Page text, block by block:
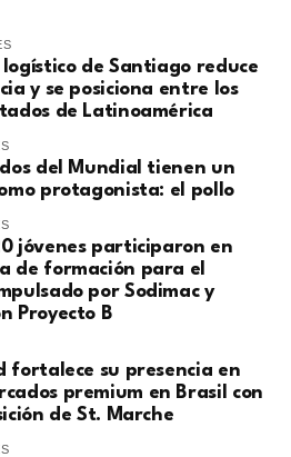
logístico de Santiago reduce
y se posiciona entre los
de Latinoamérica
del Mundial tienen un
protagonista: el pollo
jóvenes participaron en
de formación para el
por Sodimac y
Proyecto B
fortalece su presencia en
premium en Brasil con
de St. Marche